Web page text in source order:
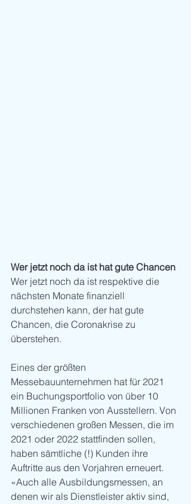
Wer jetzt noch da ist hat gute Chancen
Wer jetzt noch da ist respektive die
nächsten Monate finanziell
durchstehen kann, der hat gute
Chancen, die Coronakrise zu
überstehen.
Eines der größten
Messebauunternehmen hat für 2021
ein Buchungsportfolio von über 10
Millionen Franken von Ausstellern. Von
verschiedenen großen Messen, die im
2021 oder 2022 stattfinden sollen,
haben sämtliche (!) Kunden ihre
Auftritte aus den Vorjahren erneuert.
«Auch alle Ausbildungsmessen, an
denen wir als Dienstleister aktiv sind,